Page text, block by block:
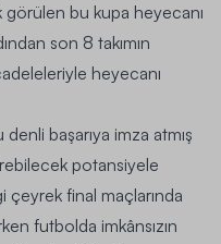
görülen bu kupa heyecanı
son 8 takımın
heyecanı
başarıya imza atmış
potansiyele
çeyrek final maçlarında
futbolda imkânsızın